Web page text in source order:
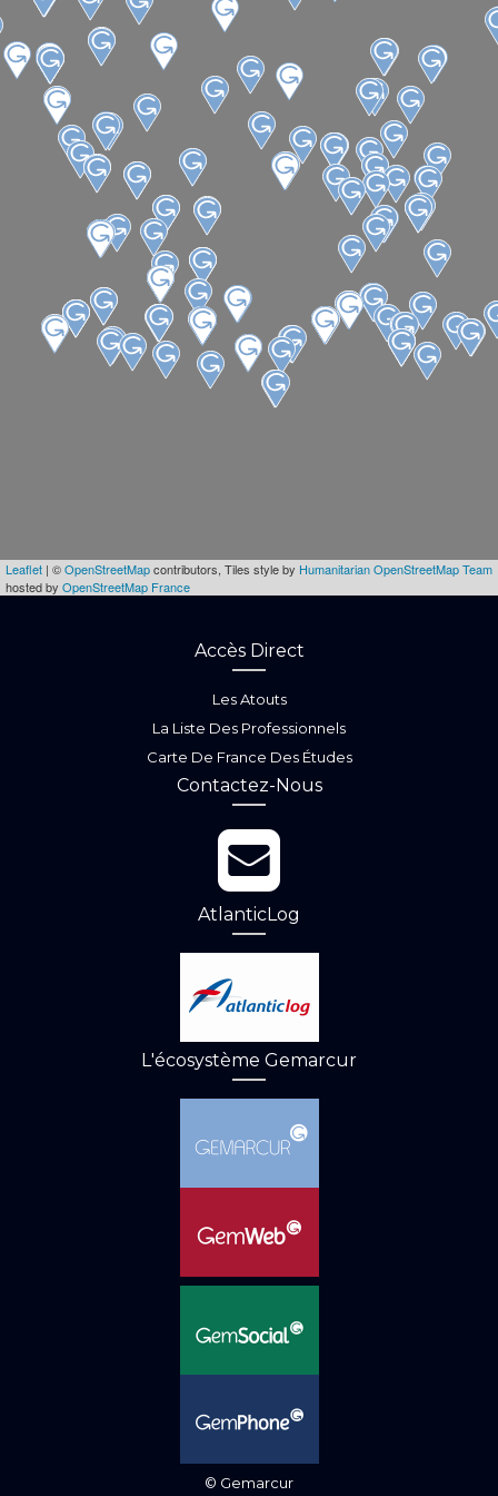
Leaflet | ©OpenStreetMapcontributors, Tiles style by Humanitarian OpenStreetMap Team
hosted by OpenStreetMap France
Accès Direct
Les Atouts
La Liste Des Professionnels
Carte De France Des Études
Contactez-Nous
AtlanticLog
L'écosystème Gemarcur
© Gemarcur